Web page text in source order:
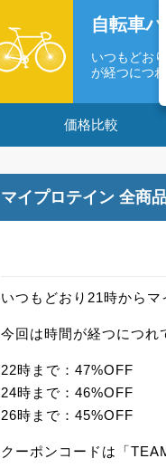
自転車
いつもどお
が経つにつれ
価格比較
マイプロテイン 全商
いつもどおり21時からマ
今回は時間が経つにつれ
22時まで：47%OFF
24時まで：46%OFF
26時まで：45%OFF
クーポンコードは「